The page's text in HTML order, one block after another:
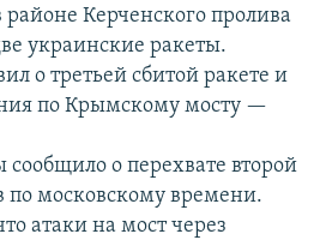
районе Керченского пролива
украинские ракеты.
о третьей сбитой ракете и
по Крымскому мосту —
о перехвате второй
по московскому времени.
атаки на мост через